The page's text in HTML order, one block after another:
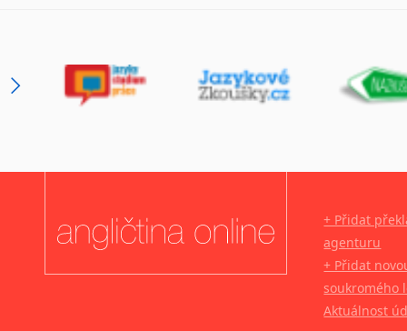
+ Přidat
agenturu
+ Přidat
soukromého
Aktuálnost